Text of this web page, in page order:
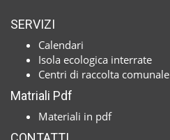
SERVIZI
Calendari
Isola ecologica interrate
Centri di raccolta comunale
Matriali Pdf
Materiali in pdf